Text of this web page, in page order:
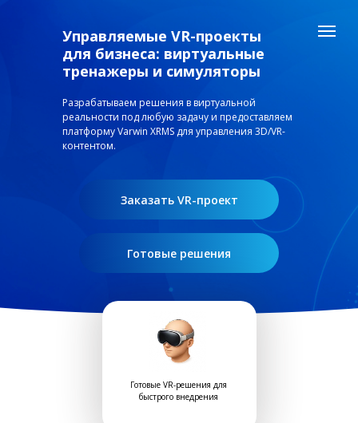
Управляемые VR-проекты
для бизнеса: виртуальные
тренажеры и симуляторы
Разрабатываем решения в виртуальной
реальности под любую задачу и предоставляем
платформу Varwin XRMS для управления 3D/VR-
контентом.
Заказать VR-проект
Готовые решения
Готовые VR-решения для
быстрого внедрения